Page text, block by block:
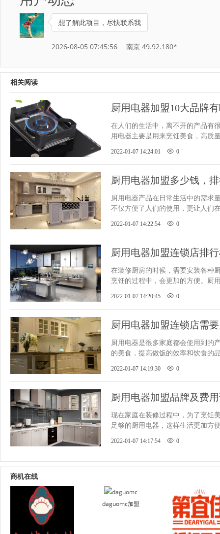
想了解此项目，尽快联系我
2026-08-05 07:45:56 南京 49.92.180*
相关阅读
厨用电器加盟10大品牌
在人们的生活中，离不开的产品有
用电器主要是用来烹饪美食，高质
2022-01-07 14:24:01 0
厨用电器加盟多少钱，
厨用电器产品在日常生活中的需求
不仅方便了人们的使用，更让人们
2022-01-07 14:22:54 0
厨用电器加盟连锁店排
有哪些
在装修厨房的时候，需要安装各种
烹饪的过程中，会更加的方便。厨
2022-01-07 14:20:45 0
厨用电器加盟连锁店需
厨用电器是很多家庭都会使用到的
的美食，提高做饭的效率和饮食的
2022-01-07 14:19:30 0
厨用电器加盟品牌及费
现在家庭在装修过程中，为了烹饪
足够的厨用电器，这样生活更加方
2022-01-07 14:17:54 0
商机在线
daguomc加盟